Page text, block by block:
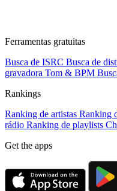
Ferramentas gratuitas
Busca de ISRC Busca de
gravadora Tom & BPM
Rankings
Ranking de artistas Ranking
rádio Ranking de playlists
Get the apps